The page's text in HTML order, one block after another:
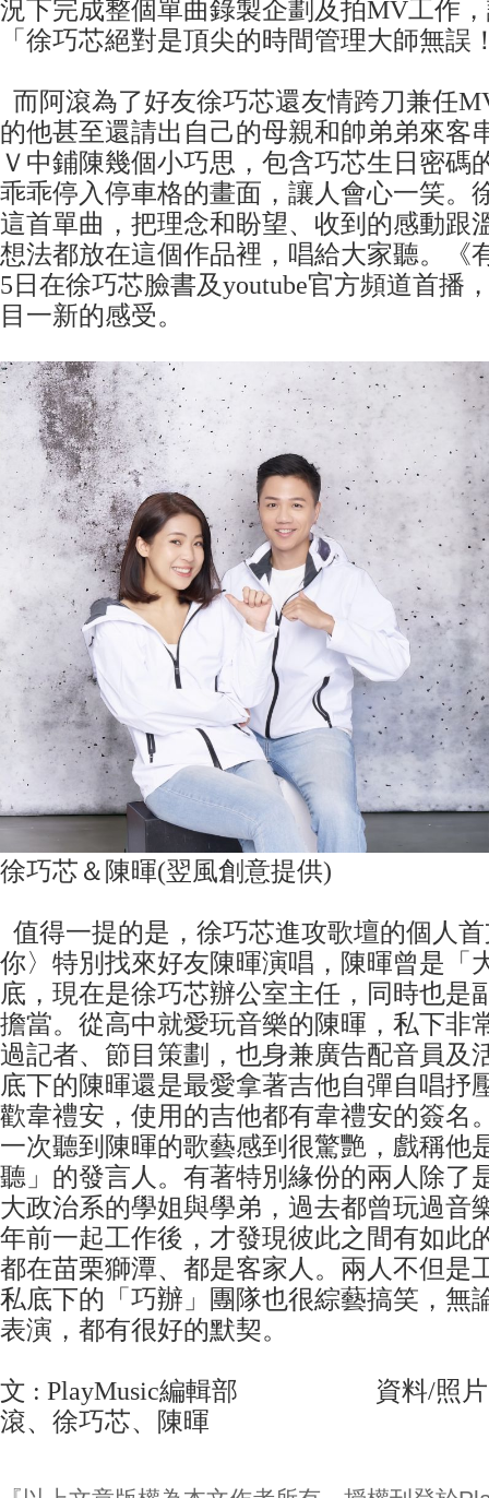
況下完成整個單曲錄製企劃及拍MV工作
「徐巧芯絕對是頂尖的時間管理大師無誤
而阿滾為了好友徐巧芯還友情跨刀兼任
的他甚至還請出自己的母親和帥弟弟來客
Ｖ中鋪陳幾個小巧思，包含巧芯生日密碼
乖乖停入停車格的畫面，讓人會心一笑。
這首單曲，把理念和盼望、收到的感動跟
想法都放在這個作品裡，唱給大家聽。《
5日在徐巧芯臉書及youtube官方頻道首播
目一新的感受。
徐巧芯＆陳暉(翌風創意提供)
值得一提的是，徐巧芯進攻歌壇的個人
你〉特別找來好友陳暉演唱，陳暉曾是「
底，現在是徐巧芯辦公室主任，同時也是
擔當。從高中就愛玩音樂的陳暉，私下非
過記者、節目策劃，也身兼廣告配音員及
底下的陳暉還是最愛拿著吉他自彈自唱抒
歡韋禮安，使用的吉他都有韋禮安的簽名
一次聽到陳暉的歌藝感到很驚艷，戲稱他
聽」的發言人。有著特別緣份的兩人除了
大政治系的學姐與學弟，過去都曾玩過音
年前一起工作後，才發現彼此之間有如此
都在苗栗獅潭、都是客家人。兩人不但是
私底下的「巧辦」團隊也很綜藝搞笑，無
表演，都有很好的默契。
文 : PlayMusic編輯部 資料/照片 :
滾、徐巧芯、陳暉